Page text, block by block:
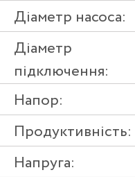
Діаметр насоса:
Діаметр
підключення:
Напор:
Продуктивність:
Напруга: